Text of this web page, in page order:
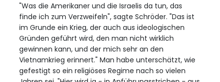
"Was die Amerikaner und die Israelis da tun, das
finde ich zum Verzweifeln", sagte Schröder. "Das ist
im Grunde ein Krieg, der auch aus ideologischen
Gründen geführt wird, den man nicht wirklich
gewinnen kann, und der mich sehr an den
Vietnamkrieg erinnert." Man habe unterschätzt, wie
gefestigt so ein religiöses Regime nach so vielen